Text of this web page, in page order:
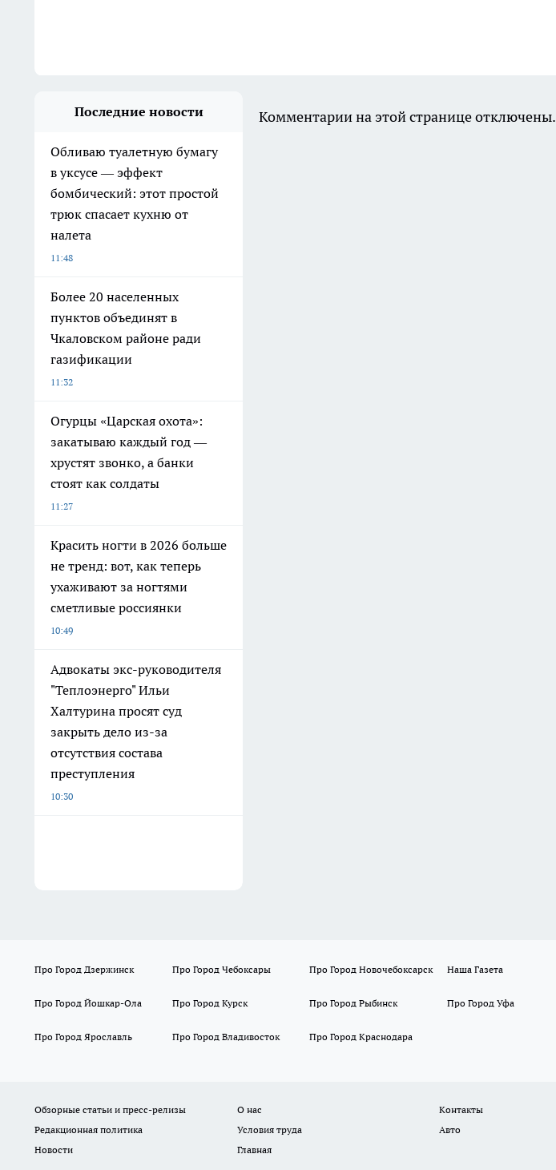
Последние новости
Обливаю туалетную бумагу
в уксусе — эффект
бомбический: этот простой
трюк спасает кухню от
налета
11:48
Более 20 населенных
пунктов объединят в
Чкаловском районе ради
газификации
11:32
Огурцы «Царская охота»:
закатываю каждый год —
хрустят звонко, а банки
стоят как солдаты
11:27
Красить ногти в 2026 больше
не тренд: вот, как теперь
ухаживают за ногтями
сметливые россиянки
10:49
Адвокаты экс-руководителя
"Теплоэнерго" Ильи
Халтурина просят суд
закрыть дело из-за
отсутствия состава
преступления
10:30
Комментарии на этой странице отключены.
Про Город Дзержинск Про Город Чебоксары Про Город Новочебоксарск Наша Газета
Про Город Йошкар-Ола Про Город Курск Про Город Рыбинск Про Город Уфа
Про Город Ярославль Про Город Владивосток Про Город Краснодара
Обзорные статьи и пресс-релизы О нас
Контакты
Редакционная политика
Условия труда
Авто
Новости
Главная